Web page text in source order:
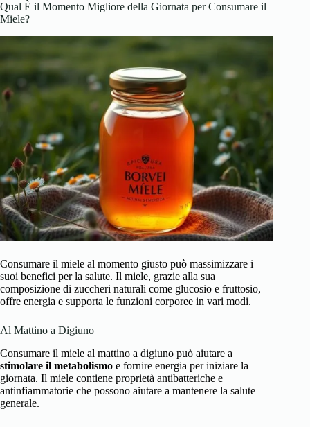
Qual È il Momento Migliore della Giornata per Consumare il
Miele?
Consumare il miele al momento giusto può massimizzare i
suoi benefici per la salute. Il miele, grazie alla sua
composizione di zuccheri naturali come glucosio e fruttosio,
offre energia e supporta le funzioni corporee in vari modi.
Al Mattino a Digiuno
Consumare il miele al mattino a digiuno può aiutare a
stimolare il metabolismo e fornire energia per iniziare la
giornata. Il miele contiene proprietà antibatteriche e
antinfiammatorie che possono aiutare a mantenere la salute
generale.